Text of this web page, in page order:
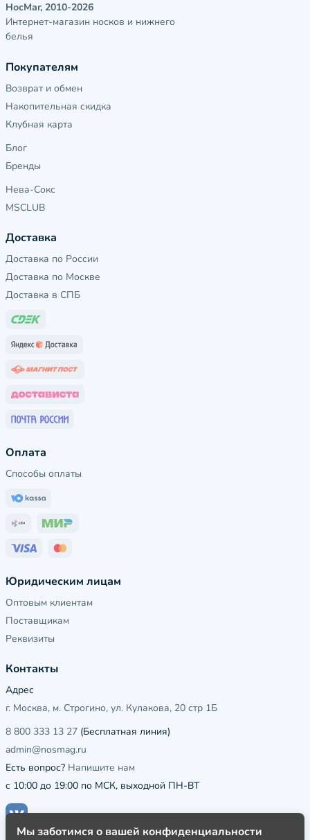
НосМаг, 2010-2026
Интернет-магазин носков и нижнего
белья
Покупателям
Возврат и обмен
Накопительная скидка
Клубная карта
Блог
Бренды
Нева-Сокс
MSCLUB
Доставка
Доставка по России
Доставка по Москве
Доставка в СПБ
Оплата
Способы оплаты
Юридическим лицам
Оптовым клиентам
Поставщикам
Реквизиты
Контакты
Адрес
г. Москва, м. Строгино, ул. Кулакова, 20 стр 1Б
8 800 333 13 27 (Бесплатная линия)
admin@nosmag.ru
Есть вопрос? Напишите нам
с 10:00 до 19:00 по МСК, выходной ПН-ВТ
Мы заботимся о вашей конфиденциальности